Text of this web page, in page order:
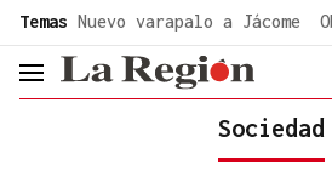
Temas Nuevo varapalo a Jácome
header.menu.open
Sociedad